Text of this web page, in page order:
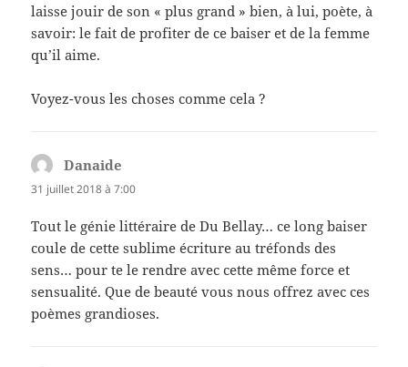
laisse jouir de son « plus grand » bien, à lui, poète, à
savoir: le fait de profiter de ce baiser et de la femme
qu’il aime.
Voyez-vous les choses comme cela ?
Danaide
31 juillet 2018 à 7:00
Tout le génie littéraire de Du Bellay… ce long baiser
coule de cette sublime écriture au tréfonds des
sens… pour te le rendre avec cette même force et
sensualité. Que de beauté vous nous offrez avec ces
poèmes grandioses.